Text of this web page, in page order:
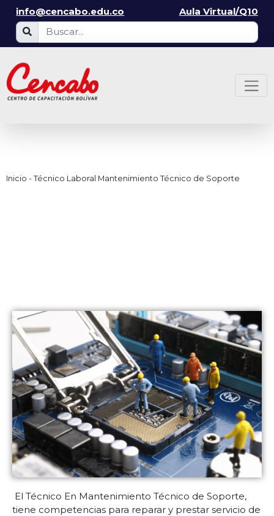
info@cencabo.edu.co Aula Virtual/Q10
Inicio - Técnico Laboral Mantenimiento Técnico de Soporte
El Técnico En Mantenimiento Técnico de Soporte,
tiene competencias para reparar y prestar servicio de